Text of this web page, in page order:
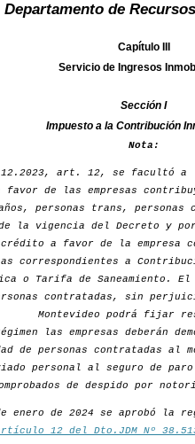
Departamento de
Capítulo III
Servicio de Ingresos
Sección I
Impuesto a la Contribución
Nota:
art. 12, se facultó a
de las empresas
personas trans,
la vigencia del Decreto y
a favor de la empresa
correspondientes a
o Tarifa de Saneamiento.
contratadas, sin
Montevideo podrá fijar
las empresas deberán
de personas contratadas
personal al seguro de
de despido por
enero de 2024 se aprobó la
12 del Dto.JDM Nº